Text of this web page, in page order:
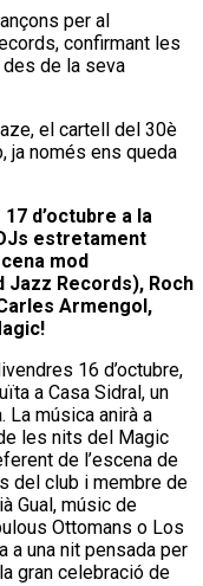
per al
confirmant les
de la seva
el cartell del 30è
ja només ens queda
d’octubre a la
estretament
mod
Jazz Records), Roch
Armengol,
16 d’octubre,
a Casa Sidral, un
La música anirà a
les nits del Magic
de l’escena de
del club i membre de
Gual, músic de
Ottomans o Los
a una nit pensada per
gran celebració de